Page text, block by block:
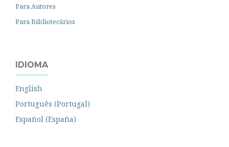
Para Autores
Para Bibliotecários
IDIOMA
English
Português (Portugal)
Español (España)